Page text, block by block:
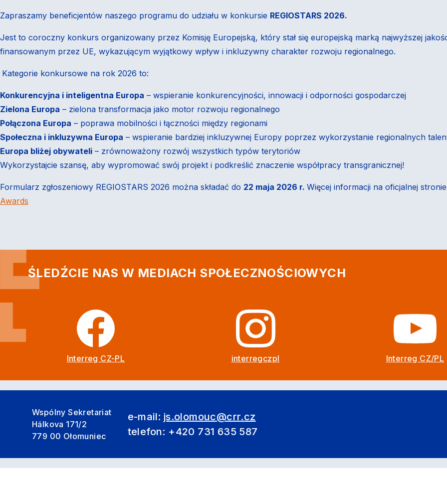
Zapraszamy beneficjentów naszego programu do udziału w konkursie REGIOSTARS 2026.
Jest to coroczny konkurs organizowany przez Komisję Europejską, który stał się europejską marką najwyższej
finansowanym przez UE, wykazującym wyjątkowy wpływ i inkluzywny charakter rozwoju regionalnego.
Kategorie konkursowe na rok 2026 to:
Konkurencyjna i inteligentna Europa – wspieranie konkurencyjności, innowacji i odporności gospodarczej
Zielona Europa – zielona transformacja jako motor rozwoju regionalnego
Połączona Europa – poprawa mobilności i łączności między regionami
Społeczna i inkluzywna Europa – wspieranie bardziej inkluzywnej Europy poprzez wykorzystanie regionalnych
Europa bliżej obywateli – zrównoważony rozwój wszystkich typów terytoriów
Wykorzystajcie szansę, aby wypromować swój projekt i podkreślić znaczenie współpracy transgranicznej!
Formularz zgłoszeniowy REGIOSTARS 2026 można składać do 22 maja 2026 r. Więcej informacji na oficjalnej
Awards
ŚLEDŹCIE NAS W MEDIACH SPOŁECZNOŚCIOWYCH
Interreg CZ-PL interregczpl Interreg CZ/PL
Wspólny Sekretariat
Hálkova 171/2
779 00 Ołomuniec
e-mail: js.olomouc@crr.cz
telefon: +420 731 635 587